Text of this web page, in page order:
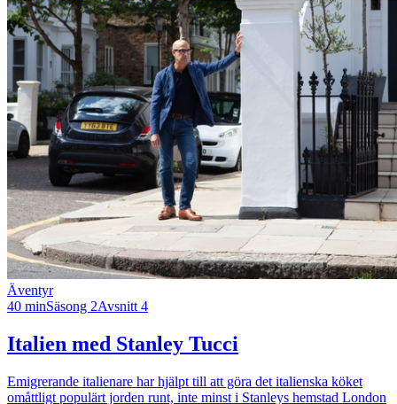
Äventyr
40 minSäsong 2Avsnitt 4
Italien med Stanley Tucci
Emigrerande italienare har hjälpt till att göra det italienska köket
omåttligt populärt jorden runt, inte minst i Stanleys hemstad London